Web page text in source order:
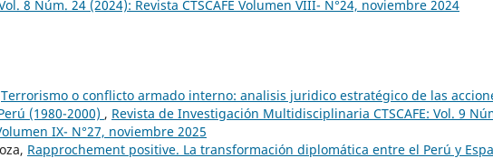
8 Núm. 24 (2024): Revista CTSCAFE Volumen VIII- N°24, noviembre 2024
Terrorismo o conflicto armado interno: analisis juridico estratégico de las
(1980-2000) , Revista de Investigación Multidisciplinaria CTSCAFE: Vol. 9
IX- N°27, noviembre 2025
Rapprochement positive. La transformación diplomática entre el Perú y